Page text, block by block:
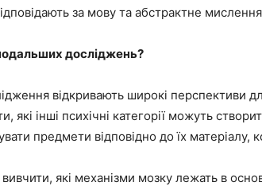
за мову та абстрактне
досліджень?
відкривають широкі перспективи
які інші психічні категорії можуть
предмети відповідно до їх матеріалу,
які механізми мозку лежать в